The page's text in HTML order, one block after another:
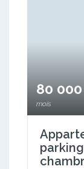
80
mois